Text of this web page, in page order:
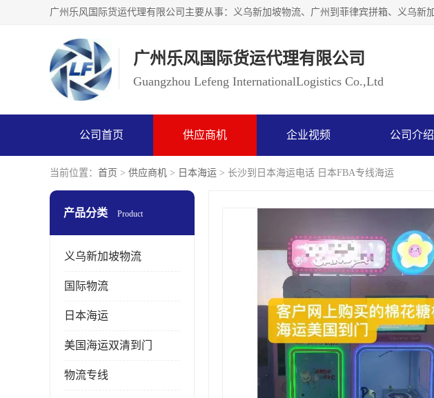
广州乐风国际货运代理有限公司
Guangzhou Lefeng InternationalLogistics Co.,Ltd
公司首页 供应商机 企业视频 公司介绍
当前位置： 首页 > 供应商机 > 日本海运 > 长沙到日本海运电话 日本FBA专线海运
产品分类 Product
义乌新加坡物流
国际物流
日本海运
美国海运双清到门
物流专线